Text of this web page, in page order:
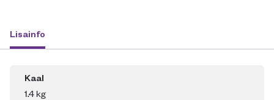
Lisainfo
Kaal
1.4 kg